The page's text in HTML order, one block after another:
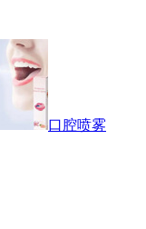
口腔喷雾